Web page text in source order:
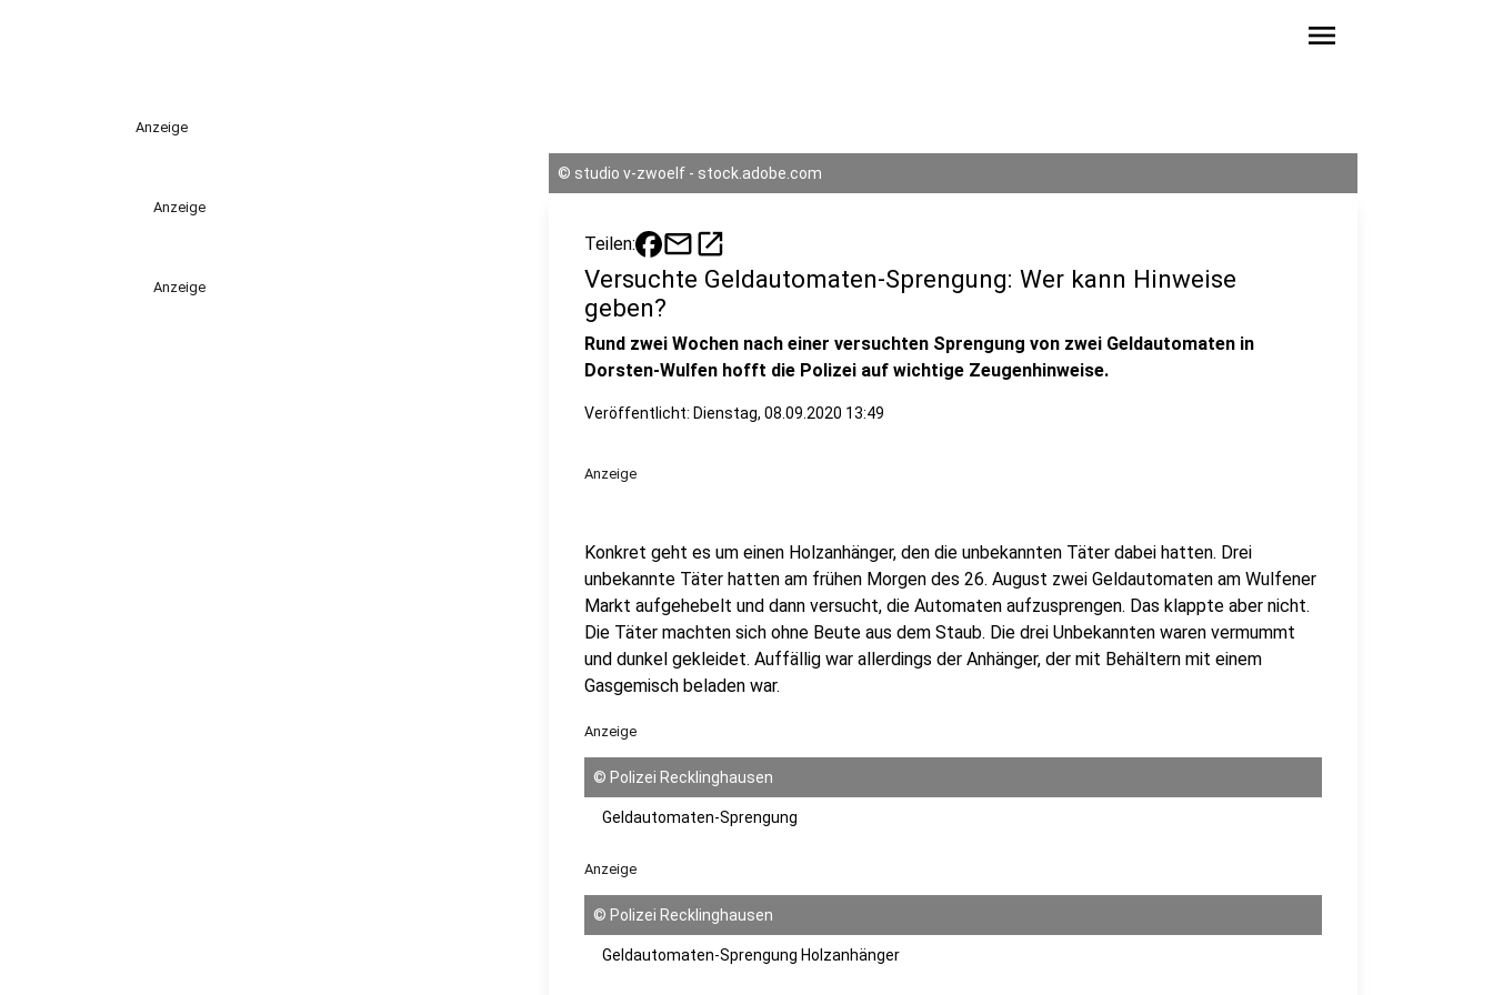
menu
Anzeige
Anzeige
Anzeige
© studio v-zwoelf - stock.adobe.com
Teilen: mailopen_in_new
Versuchte Geldautomaten-Sprengung: Wer kann Hinweise
geben?
Rund zwei Wochen nach einer versuchten Sprengung von zwei Geldautomaten in
Dorsten-Wulfen hofft die Polizei auf wichtige Zeugenhinweise.
Veröffentlicht: Dienstag, 08.09.2020 13:49
Anzeige
Konkret geht es um einen Holzanhänger, den die unbekannten Täter dabei hatten. Drei
unbekannte Täter hatten am frühen Morgen des 26. August zwei Geldautomaten am Wulfener
Markt aufgehebelt und dann versucht, die Automaten aufzusprengen. Das klappte aber nicht.
Die Täter machten sich ohne Beute aus dem Staub. Die drei Unbekannten waren vermummt
und dunkel gekleidet. Auffällig war allerdings der Anhänger, der mit Behältern mit einem
Gasgemisch beladen war.
Anzeige
© Polizei Recklinghausen
Geldautomaten-Sprengung
Anzeige
© Polizei Recklinghausen
Geldautomaten-Sprengung Holzanhänger